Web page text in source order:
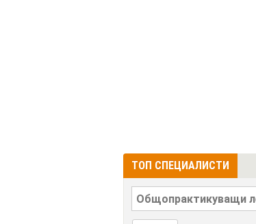
ТОП СПЕЦИАЛИСТИ